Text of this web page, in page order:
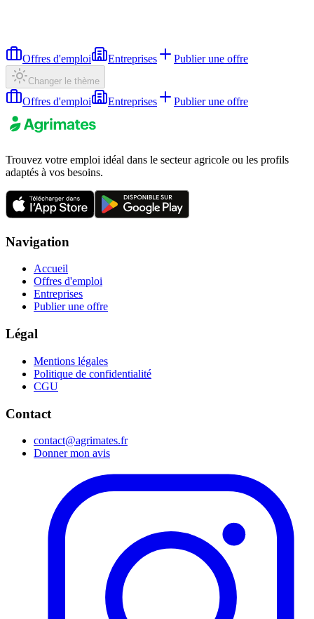
Offres d'emploi Entreprises Publier une offre
Changer le thème
Offres d'emploi Entreprises Publier une offre
Trouvez votre emploi idéal dans le secteur agricole ou les profils
adaptés à vos besoins.
Navigation
Accueil
Offres d'emploi
Entreprises
Publier une offre
Légal
Mentions légales
Politique de confidentialité
CGU
Contact
contact@agrimates.fr
Donner mon avis